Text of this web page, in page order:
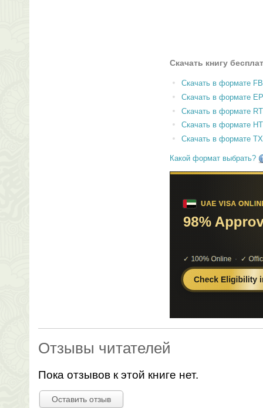
Скачать книгу
Скачать в формате
Скачать в формате
Скачать в формате
Скачать в формате
Скачать в формате
Какой формат выбрать?
Отзывы читателей
Пока отзывов к этой книге нет.
Оставить отзыв